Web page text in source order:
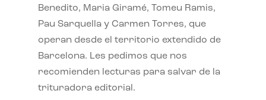
Benedito, Maria Giramé, Tomeu Ramis,
Pau Sarquella y Carmen Torres, que
operan desde el territorio extendido de
Barcelona. Les pedimos que nos
recomienden lecturas para salvar de la
trituradora editorial.